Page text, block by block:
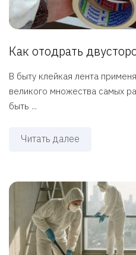
Как отодрать
В быту клейкая лента
великого множества самых
быть ...
Читать далее